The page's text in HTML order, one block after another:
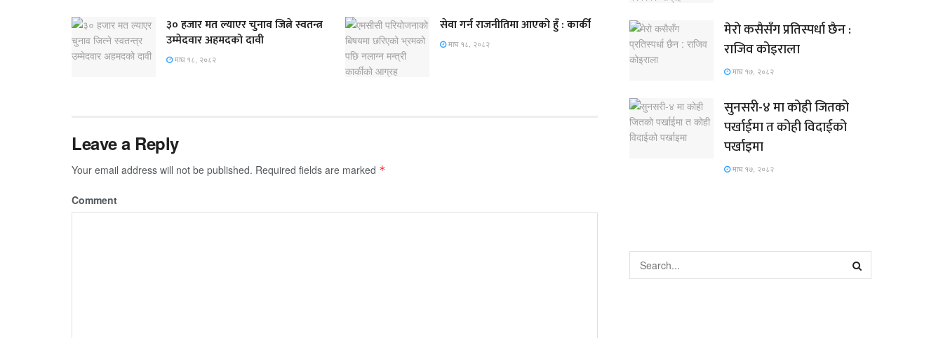
३० हजार मत ल्याएर चुनाव जित्ने स्वतन्त्र
उम्मेदवार अहमदको दावी
माघ १८, २०८२
सेवा गर्न राजनीतिमा आएको हुँ : कार्की
माघ १८, २०८२
Leave a Reply
Your email address will not be published. Required fields are marked *
Comment
मेरो कसैसँग प्रतिस्पर्धा छैन :
राजिव कोइराला
माघ १७, २०८२
सुनसरी-४ मा कोही जितको
पर्खाईमा त कोही विदाईको
पर्खाइमा
माघ १७, २०८२